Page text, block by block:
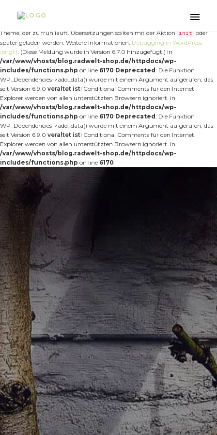
aufgerufen. Das Laden der Übersetzung für die Domain
nt-forester wurde
Theme, der zu früh läuft. Übersetzungen sollten mit der Aktion
init
oder
später geladen werden. Weitere Informationen: Debugging in WordPress
(engl.). (Diese Meldung wurde in Version 6.7.0 hinzugefügt.) in
/var/www/vhosts/blog.radwelt-shop.de/httpdocs/wp-
includes/functions.php on line 6170 Deprecated : Die Funktion
WP_Dependencies->add_data() wurde mit einem Argument aufgerufen, das
seit Version 6.9.0 veraltet ist! Conditional Comments für den Internet
Explorer werden von allen unterstützten Browsern ignoriert. in
/var/www/vhosts/blog.radwelt-shop.de/httpdocs/wp-
includes/functions.php on line 6170 Deprecated : Die Funktion
WP_Dependencies->add_data() wurde mit einem Argument aufgerufen, das
seit Version 6.9.0 veraltet ist! Conditional Comments für den Internet
Explorer werden von allen unterstützten Browsern ignoriert. in
/var/www/vhosts/blog.radwelt-shop.de/httpdocs/wp-
includes/functions.php on line 6170
Toggle